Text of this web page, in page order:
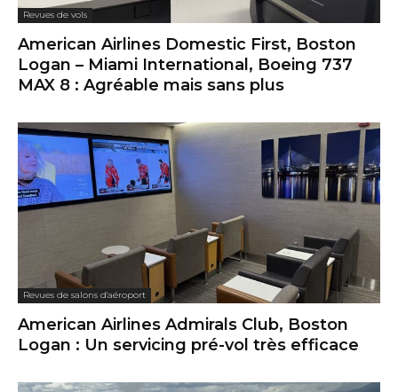
Revues de vols
American Airlines Domestic First, Boston
Logan – Miami International, Boeing 737
MAX 8 : Agréable mais sans plus
Revues de salons d'aéroport
American Airlines Admirals Club, Boston
Logan : Un servicing pré-vol très efficace